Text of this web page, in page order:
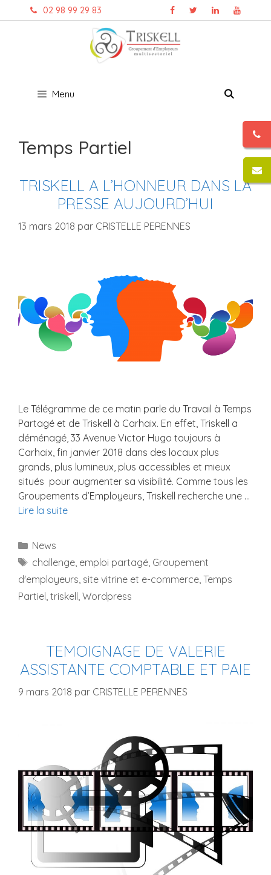
au
02 98 99 29 83
Menu
Temps Partiel
TRISKELL A L’HONNEUR DANS LA
PRESSE AUJOURD’HUI
13 mars 2018 par CRISTELLE PERENNES
Le Télégramme de ce matin parle du Travail à Temps
Partagé et de Triskell à Carhaix. En effet, Triskell a
déménagé, 33 Avenue Victor Hugo toujours à
Carhaix, fin janvier 2018 dans des locaux plus
grands, plus lumineux, plus accessibles et mieux
situés pour augmenter sa visibilité. Comme tous les
Groupements d’Employeurs, Triskell recherche une …
Lire la suite
Catégories
News
Étiquettes
challenge, emploi partagé, Groupement
d'employeurs, site vitrine et e-commerce, Temps
Partiel, triskell, Wordpress
TEMOIGNAGE DE VALERIE
ASSISTANTE COMPTABLE ET PAIE
9 mars 2018 par CRISTELLE PERENNES